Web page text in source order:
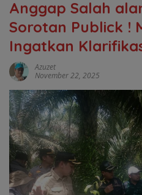
Anggap Salah
Sorotan Publick !
Ingatkan
Azuzet
November 22, 2025